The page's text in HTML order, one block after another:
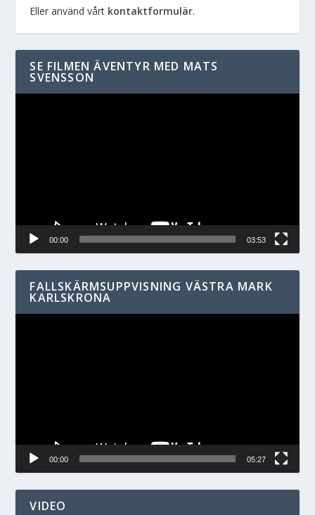
Eller använd vårt kontaktformulär.
SE FILMEN ÄVENTYR MED MATS
SVENSSON
00:00 03:53
FALLSKÄRMSUPPVISNING VÄSTRA MARK
KARLSKRONA
00:00 05:27
VIDEO